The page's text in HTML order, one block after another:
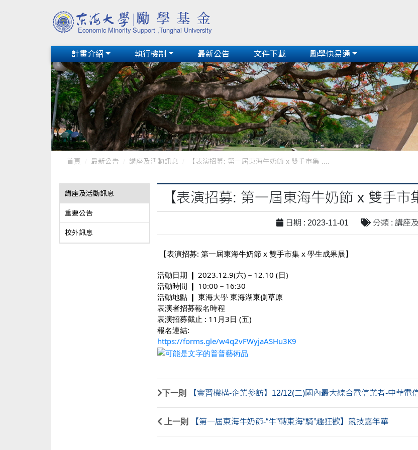
計畫介紹 執行機制 最新公告 文件下載 勵學快易通
首頁 最新公告 講座及活動訊息 【表演招募: 第一屆東海牛奶節 x 雙手市集 ....
講座及活動訊息
重要公告
校外訊息
【表演招募: 第一屆東海牛奶節 x 雙手市
日期 : 2023-11-01 分類 : 講座
【表演招募: 第一屆東海牛奶節 x 雙手市集 x 學生成果展】
活動日期 ❙ 2023.12.9(六)－12.10 (日)
活動時間 ❙ 10:00－16:30
活動地點 ❙ 東海大學 東海湖東側草原
表演者招募報名時程
表演招募截止 : 11月3日 (五)
報名連結:
https://forms.gle/w4q2vFWyjaASHu3K9
下一則 【實習機構-企業參訪】12/12(二)國內最大綜合電信業者-中華電
上一則 【第一屆東海牛奶節-“牛”轉東海“騎”趣狂歡】競技嘉年華